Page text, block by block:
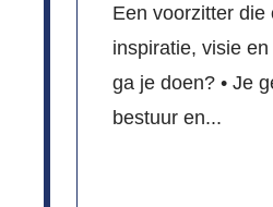
Een voorzitter die
inspiratie, visie
ga je doen? • Je
bestuur en...